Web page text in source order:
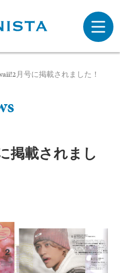
月号に掲載されました！
s
掲載されまし